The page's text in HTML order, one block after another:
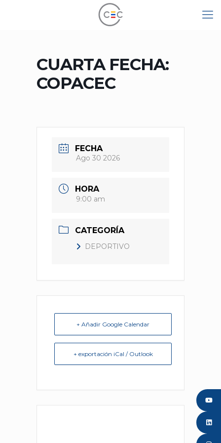
CUARTA FECHA:
COPACEC
FECHA
Ago 30 2026
HORA
9:00 am
CATEGORÍA
DEPORTIVO
+ Añadir Google Calendar
+ exportación iCal / Outlook